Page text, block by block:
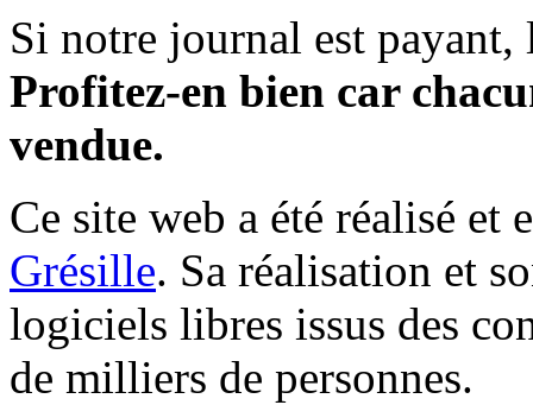
Si notre journal est payant,
Profitez-en bien car
vendue.
Ce site web a été réalisé et
Grésille. Sa réalisation et
logiciels libres issus des
de milliers de personnes.